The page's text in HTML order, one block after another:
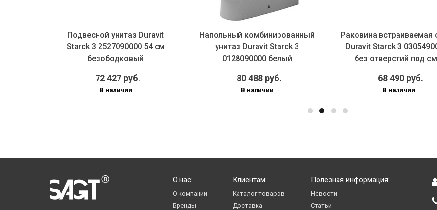
Подвесной унитаз Duravit
Starck 3 2527090000 54 см
безободковый
72 427 руб.
В наличии
Напольный комбинированный
унитаз Duravit Starck 3
0128090000 белый
80 488 руб.
В наличии
Раковина встраиваемая
Duravit Starck 3
без отверстий под
68 490 руб.
В наличии
О нас:
О компании
Бренды
Клиентам:
Каталог товаров
Доставка
Полезная информация:
Новости
Статьи